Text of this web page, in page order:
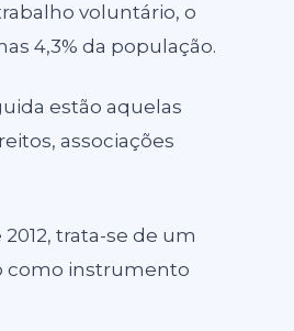
voluntário, o
4,3% da população.
estão aquelas
associações
trata-se de um
como instrumento